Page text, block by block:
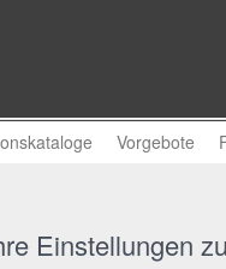
Vorgebote
Einstellungen